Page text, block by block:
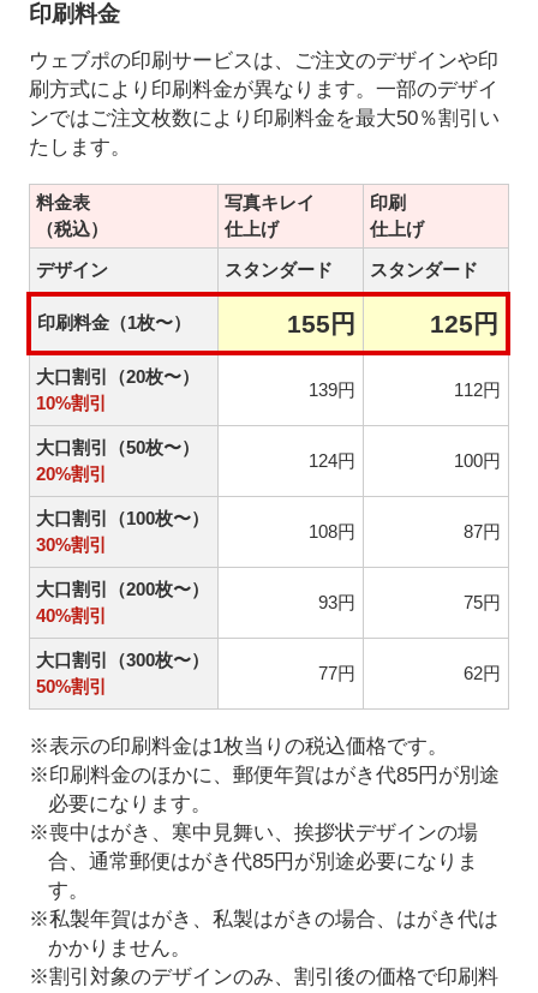
印刷料金
ウェブポの印刷サービスは、ご注文のデザインや印
刷方式により印刷料金が異なります。一部のデザイ
ンではご注文枚数により印刷料金を最大50％割引い
たします。
料金表
（税込）
写真キレイ
仕上げ
印刷
仕上げ
デザイン
スタンダード スタンダード
印刷料金（1枚〜） 155円 125円
大口割引（20枚〜）
10%割引
139円 112円
大口割引（50枚〜）
20%割引
124円 100円
大口割引（100枚〜）
30%割引
108円 87円
大口割引（200枚〜）
40%割引
93円 75円
大口割引（300枚〜）
50%割引
77円 62円
※表示の印刷料金は1枚当りの税込価格です。
※印刷料金のほかに、郵便年賀はがき代85円が別途
必要になります。
※喪中はがき、寒中見舞い、挨拶状デザインの場
合、通常郵便はがき代85円が別途必要になりま
す。
※私製年賀はがき、私製はがきの場合、はがき代は
かかりません。
※割引対象のデザインのみ、割引後の価格で印刷料